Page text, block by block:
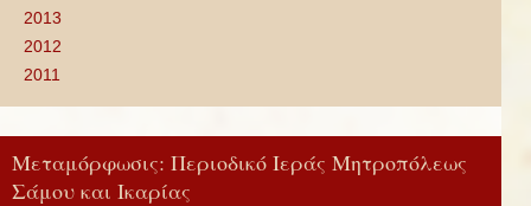
2013
2012
2011
Μεταμόρφωσις: Περιοδικό Ιεράς Μητροπόλεως
Σάμου και Ικαρίας